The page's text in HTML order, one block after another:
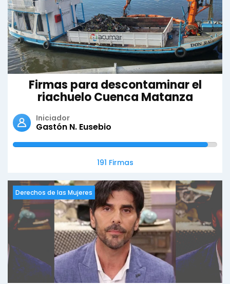
Firmas para descontaminar el
riachuelo Cuenca Matanza
Iniciador
Gastón N. Eusebio
191 Firmas
Derechos de las Mujeres